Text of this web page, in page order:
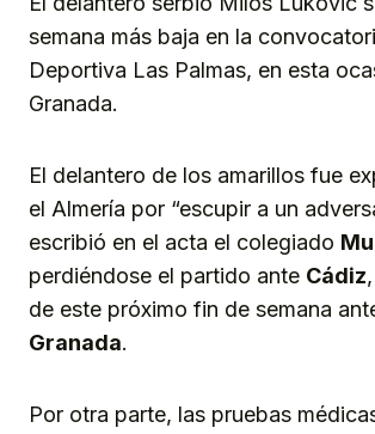
semana más baja en la
Deportiva Las Palmas, en esta
Granada.
El delantero de los amarillos fue
el Almería por “escupir a un
escribió en el acta el colegiado
perdiéndose el partido ante Cádiz
de este próximo fin de semana
Granada.
Por otra parte, las pruebas